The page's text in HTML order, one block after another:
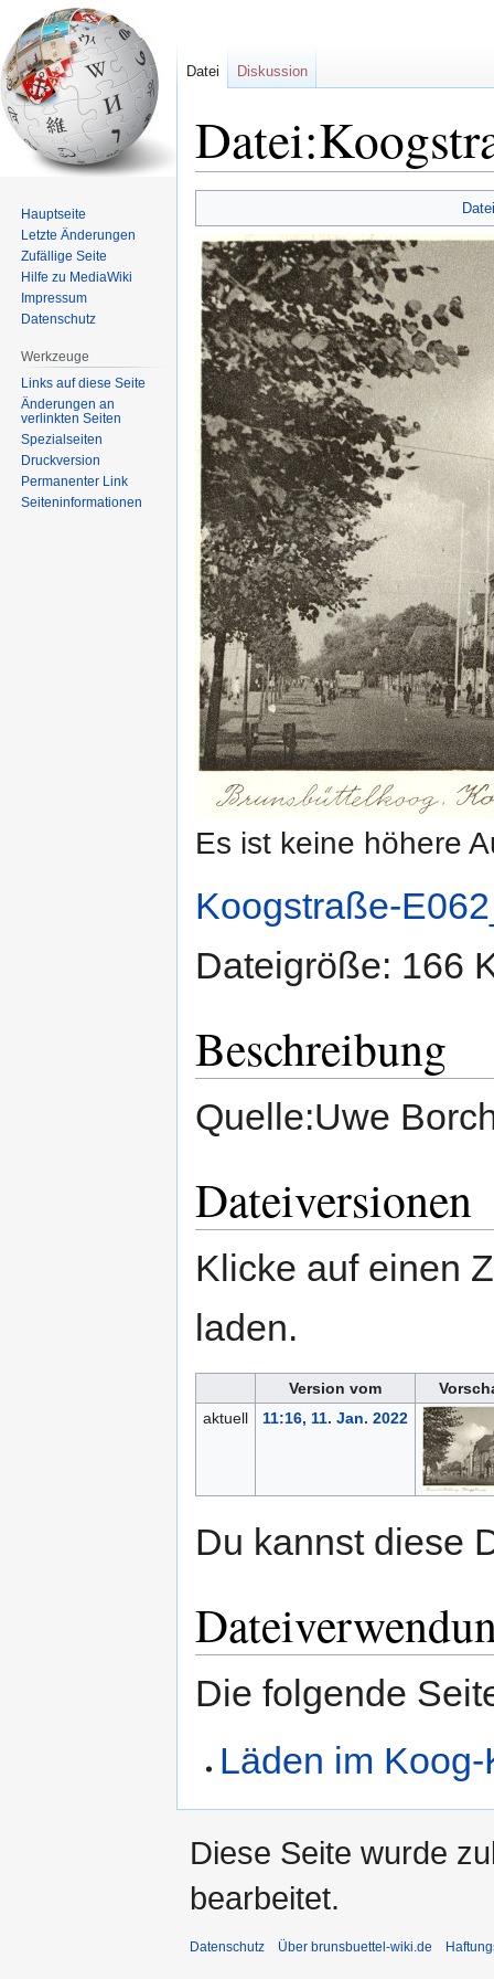
Navigation
springen
Suche
springen
Es ist keine höhere
Koogstraße-
Dateigröße: 166
Beschreibung
Quelle:Uwe
Dateiversionen
Klicke auf einen
laden.
Version vom
aktuell
11:16, 11. Jan. 2022
Du kannst diese
Die folgende
Läden im
Datei Diskussion
Hauptseite
Letzte Änderungen
Zufällige Seite
Hilfe zu MediaWiki
Impressum
Datenschutz
Werkzeuge
Links auf diese Seite
Änderungen an
verlinkten Seiten
Spezialseiten
Druckversion
Permanenter Link
Seiten­informationen
Diese Seite wurde
bearbeitet.
Datenschutz Über brunsbuettel-wiki.de